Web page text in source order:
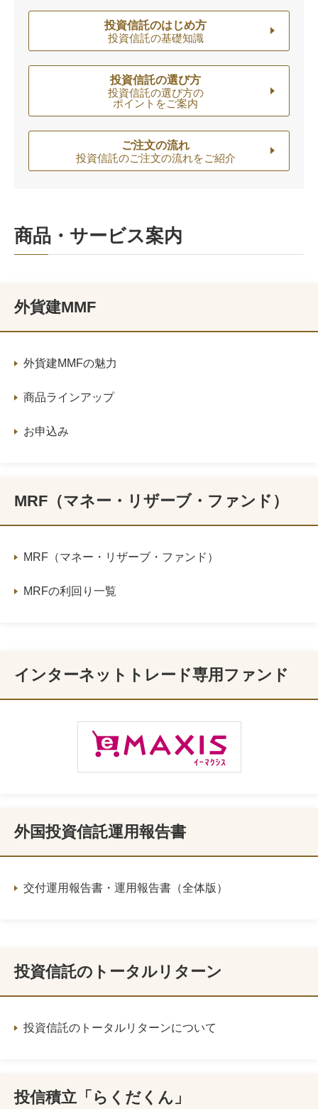
投資信託のはじめ方
投資信託の基礎知識
投資信託の選び方
投資信託の選び方の
ポイントをご案内
ご注文の流れ
投資信託のご注文の流れをご紹介
商品・サービス案内
外貨建MMF
外貨建MMFの魅力
商品ラインアップ
お申込み
MRF（マネー・リザーブ・ファンド）
MRF（マネー・リザーブ・ファンド）
MRFの利回り一覧
インターネットトレード専用ファンド
外国投資信託運用報告書
交付運用報告書・運用報告書（全体版）
投資信託のトータルリターン
投資信託のトータルリターンについて
投信積立「らくだくん」